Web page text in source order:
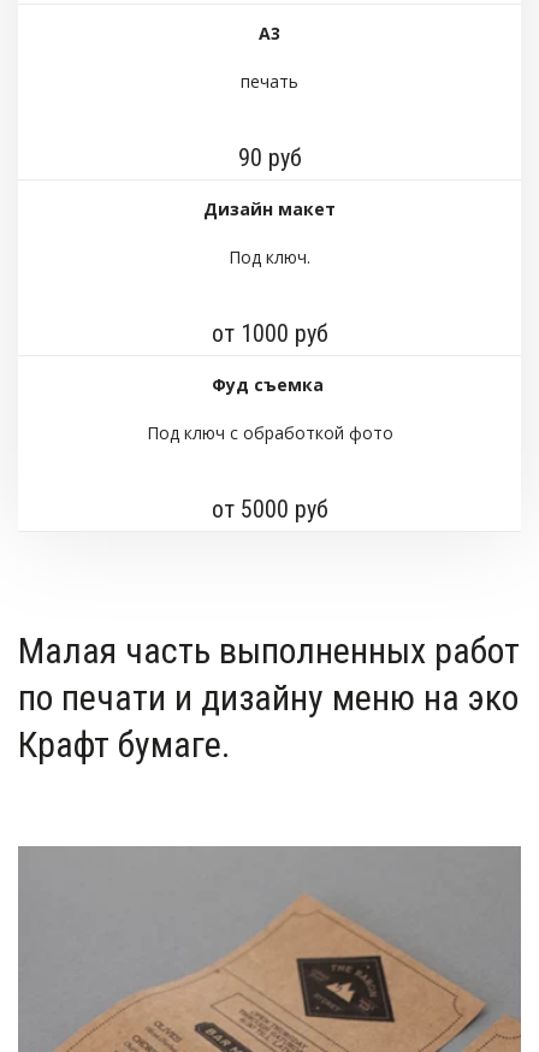
А3
печать
90 руб
Дизайн макет
Под ключ.
от 1000 руб
Фуд съемка
Под ключ с обработкой фото
от 5000 руб
Малая часть выполненных работ
по печати и дизайну меню на эко
Крафт бумаге.